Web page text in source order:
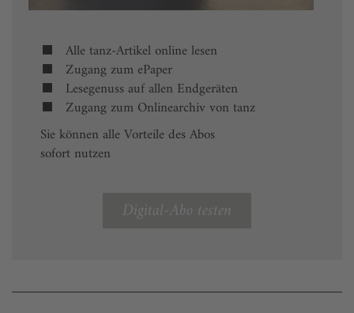
Alle tanz-Artikel online lesen
Zugang zum ePaper
Lesegenuss auf allen Endgeräten
Zugang zum Onlinearchiv von tanz
Sie können alle Vorteile des Abos
sofort nutzen
Digital-Abo testen